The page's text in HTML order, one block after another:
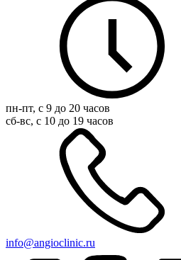
пн-пт, с 9 до 20 часов
сб-вс, с 10 до 19 часов
info@angioclinic.ru